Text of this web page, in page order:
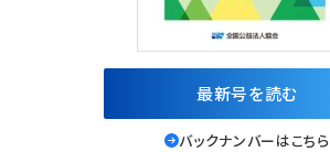
最新号を読む
バックナンバーはこちら